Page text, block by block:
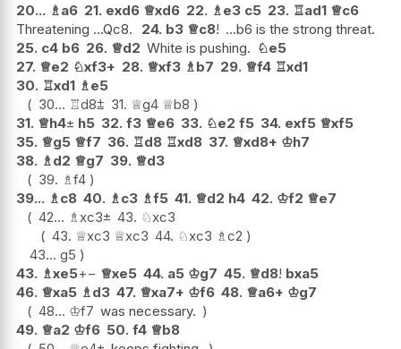
20... ♗ a6 21. exd6 ♕xd6 22. ♗ e3 c5 23. ♖ad1 ♕c6
Threatening ...Qc8.
24. b3 ♕c8! ...b6 is the strong threat.
25. c4 b6 26. ♕d2 White is pushing. ♘e5
27. ♕e2 ♘xf3+ 28. ♕xf3 ♗ b7 29. ♕f4 ♖xd1
30. ♖xd1 ♗ e5
30... ♖d8⩲ 31. ♕g4 ♕b8
31. ♕h4± h5 32. f3 ♕e6 33. ♘e2 f5 34. exf5 ♕xf5
35. ♕g5 ♕f7 36. ♖d8 ♖xd8 37. ♕xd8+ ♔h7
38. ♗ d2 ♕g7 39. ♕d3
39. ♗f4
39... ♗ c8 40. ♗ c3 ♗f5 41. ♕d2 h4 42. ♔f2 ♕e7
42... ♗ xc3± 43. ♘xc3
43. ♕xc3 ♕xc3 44. ♘xc3 ♗c2
43... g5
43. ♗xe5+− ♕xe5 44. a5 ♔g7 45. ♕d8! bxa5
46. ♕xa5 ♗ d3 47. ♕xa7+ ♔f6 48. ♕a6+ ♔g7
48... ♔f7 was necessary.
49. ♕a2 ♔f6 50. f4 ♕b8